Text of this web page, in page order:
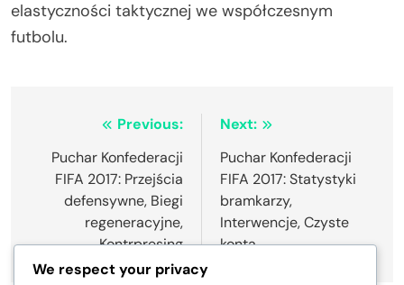
elastyczności taktycznej we współczesnym
futbolu.
navigation
Previous:
Puchar Konfederacji
FIFA 2017: Przejścia
defensywne, Biegi
regeneracyjne,
Kontrpresing
Next:
Puchar Konfederacji
FIFA 2017: Statystyki
bramkarzy,
Interwencje, Czyste
konta
We respect your privacy